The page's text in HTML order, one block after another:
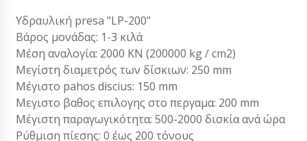
Υδραυλική presa "LP-200"
Βάρος μονάδας: 1-3 κιλά
Μέση αναλογία: 2000 KN (200000 kg / cm2)
Μεγίστη διαμετρός των δίσκιων: 250 mm
Μέγιστο pahos discius: 150 mm
Μεγιστο βαθος επιλογης στο περγαμα: 200 mm
Μέγιστη παραγωγικότητα: 500-2000 δισκία ανά ώρα
Ρύθμιση πίεσης: 0 έως 200 τόνους